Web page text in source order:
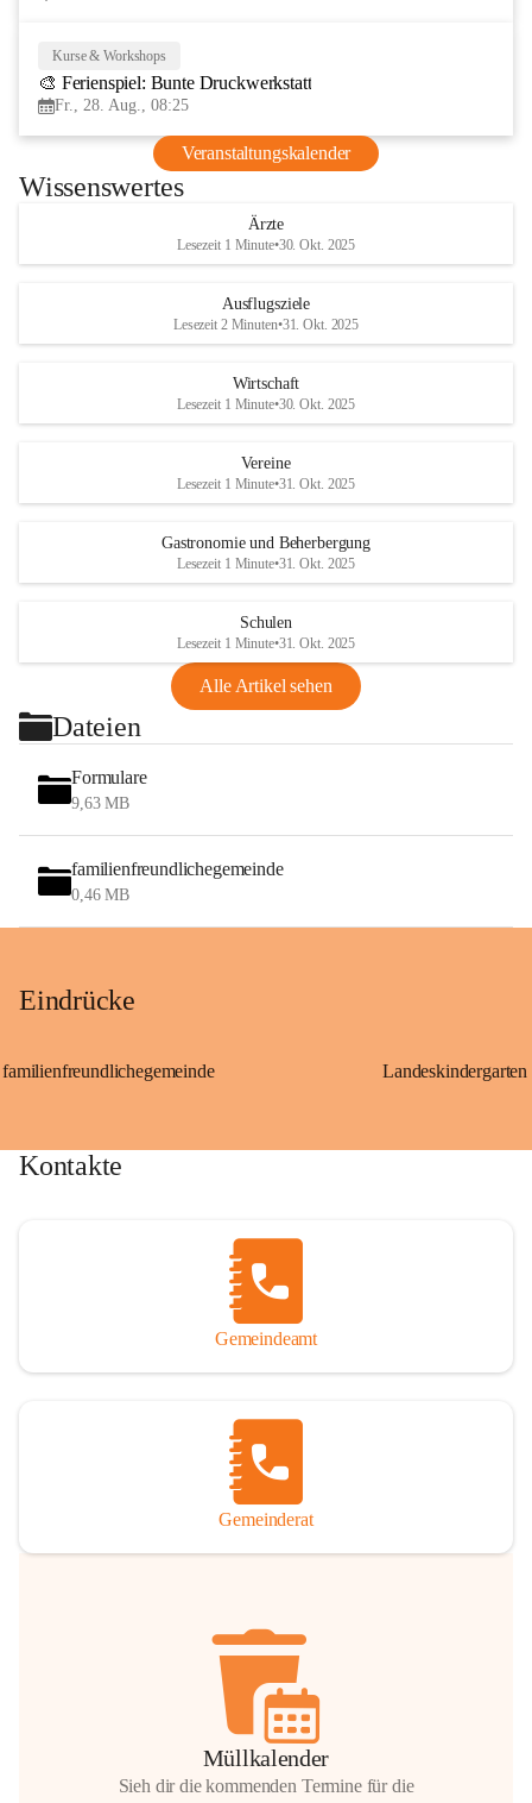
Kurse & Workshops
🎨 Ferienspiel: Bunte Druckwerkstatt
Fr., 28. Aug., 08:25
Veranstaltungskalender
Wissenswertes
Ärzte
Lesezeit 1 Minute•30. Okt. 2025
Ausflugsziele
Lesezeit 2 Minuten•31. Okt. 2025
Wirtschaft
Lesezeit 1 Minute•30. Okt. 2025
Vereine
Lesezeit 1 Minute•31. Okt. 2025
Gastronomie und Beherbergung
Lesezeit 1 Minute•31. Okt. 2025
Schulen
Lesezeit 1 Minute•31. Okt. 2025
Alle Artikel sehen
Dateien
Formulare
9,63 MB
familienfreundlichegemeinde
0,46 MB
Eindrücke
familienfreundlichegemeinde
Kontakte
Gemeindeamt
Gemeinderat
Müllkalender
Sieh dir die kommenden Termine für die